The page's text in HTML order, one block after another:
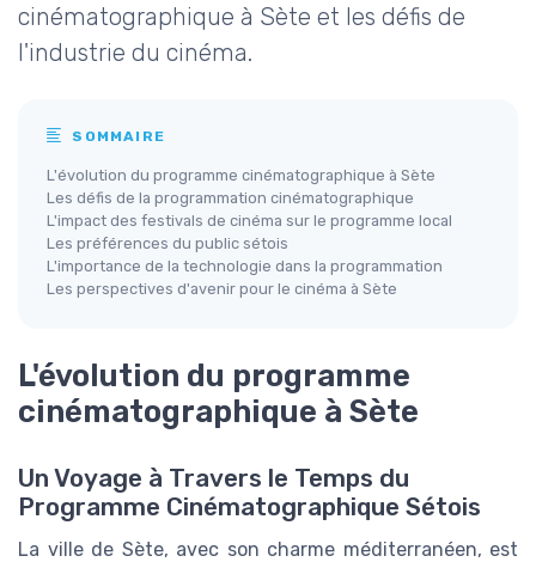
cinématographique à Sète et les défis de
l'industrie du cinéma.
SOMMAIRE
L'évolution du programme cinématographique à Sète
Les défis de la programmation cinématographique
L'impact des festivals de cinéma sur le programme local
Les préférences du public sétois
L'importance de la technologie dans la programmation
Les perspectives d'avenir pour le cinéma à Sète
L'évolution du programme
cinématographique à Sète
Un Voyage à Travers le Temps du
Programme Cinématographique Sétois
La ville de Sète, avec son charme méditerranéen, est